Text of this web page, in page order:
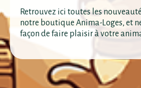
Retrouvez ici toutes les
notre boutique Anima-Loges, et
façon de faire plaisir à votre